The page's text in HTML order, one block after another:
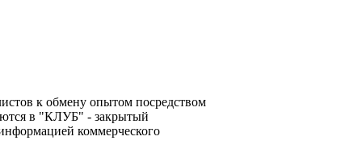
к обмену опытом посредством
в "КЛУБ" - закрытый
коммерческого